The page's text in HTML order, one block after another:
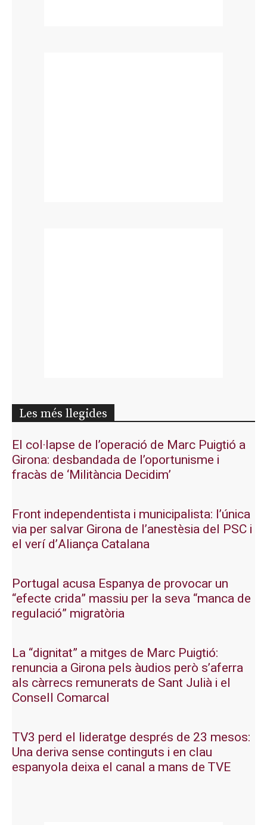
Les més llegides
El col·lapse de l’operació de Marc Puigtió a
Girona: desbandada de l’oportunisme i
fracàs de ‘Militància Decidim’
Front independentista i municipalista: l’única
via per salvar Girona de l’anestèsia del PSC i
el verí d’Aliança Catalana
Portugal acusa Espanya de provocar un
“efecte crida” massiu per la seva “manca de
regulació” migratòria
La “dignitat” a mitges de Marc Puigtió:
renuncia a Girona pels àudios però s’aferra
als càrrecs remunerats de Sant Julià i el
Consell Comarcal
TV3 perd el lideratge després de 23 mesos:
Una deriva sense continguts i en clau
espanyola deixa el canal a mans de TVE